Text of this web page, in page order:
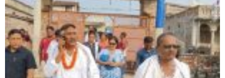
सिराहा-२ मा संजय यादव भिड्ने !